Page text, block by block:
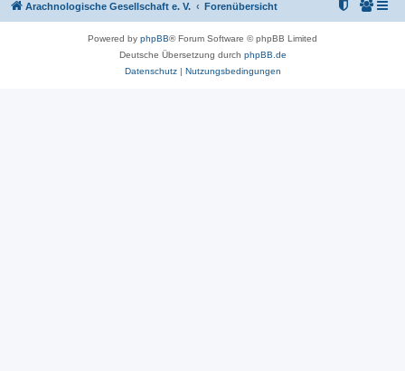
Arachnologische Gesellschaft e. V. Forenübersicht
Powered by phpBB® Forum Software © phpBB Limited
Deutsche Übersetzung durch phpBB.de
Datenschutz| Nutzungsbedingungen